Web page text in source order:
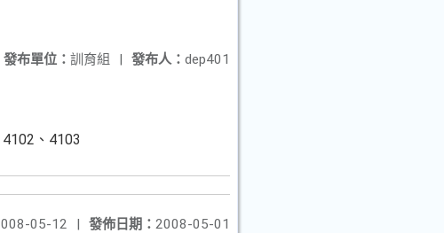
發布人： dep401
發布單位： 訓育組 |
、4103
發佈日期： 2008-05-01
05-12 |